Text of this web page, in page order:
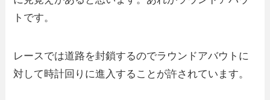
トです。
レースでは道路を封鎖するのでラウンドアバウトに
対して時計回りに進入することが許されています。